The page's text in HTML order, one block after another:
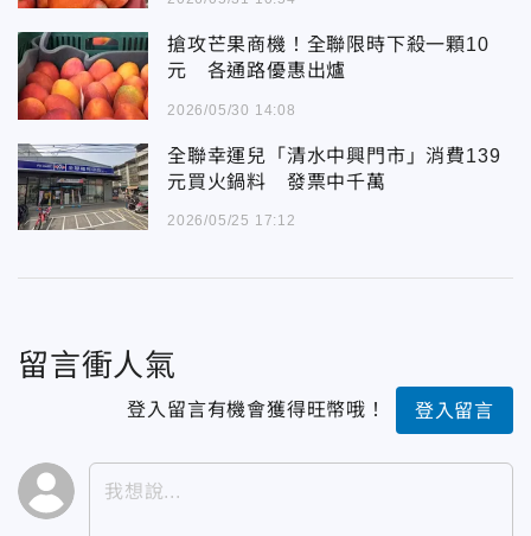
搶攻芒果商機！全聯限時下殺一顆10
元 各通路優惠出爐
2026/05/30 14:08
全聯幸運兒「清水中興門市」消費139
元買火鍋料 發票中千萬
2026/05/25 17:12
留言衝人氣
登入留言有機會獲得旺幣哦！ 登入留言